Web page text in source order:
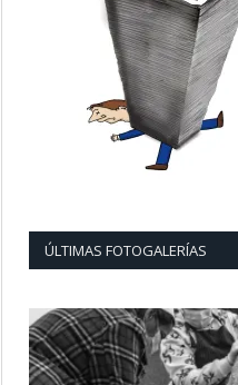
ÚLTIMAS FOTOGALERÍAS